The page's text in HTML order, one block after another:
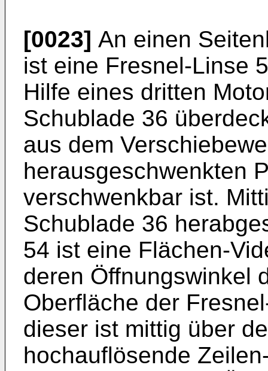
[0023] An einen
ist eine Fresnel-Linse
Hilfe eines dritten
Schublade 36
aus dem
herausgeschwenkten
verschwenkbar ist.
Schublade 36
54 ist eine Flächen-
deren Öffnungswinkel
Oberfläche der
dieser ist mittig über
hochauflösende